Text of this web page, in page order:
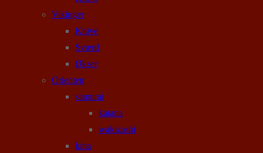
Vikinger
Knive
Sværd
Økser
Orienten
samurai
katana
wakizashi
kina